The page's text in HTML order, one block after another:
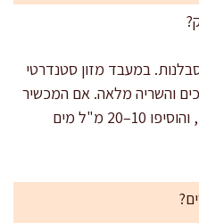
במעבד מזון סטנדרטי
והשריה מלאה. אם המכשיר
מתקשה, עצרו, גרדו דפנות, והוסיפו 10–20 מ"ל מים